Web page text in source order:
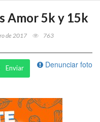
Amor 5k y 15k
de 2017 763
Denunciar foto
Enviar